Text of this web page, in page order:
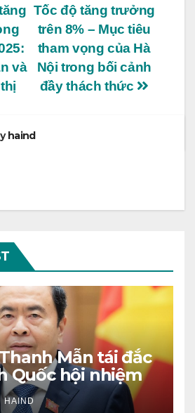
Tốc độ tăng trưởng
trên 8% – Mục tiêu
tham vọng của Hà
Nội trong bối cảnh
đầy thách thức
và
haind
Mẫn tái đắc
Quốc hội nhiệm
HAIND